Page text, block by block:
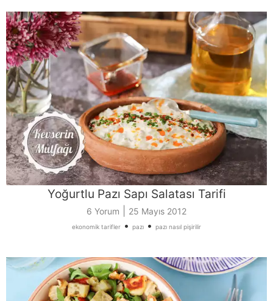
Yoğurtlu Pazı Sapı Salatası Tarifi
6 Yorum 25 Mayıs 2012
ekonomik tarifler • pazı • pazı nasıl pişirilir